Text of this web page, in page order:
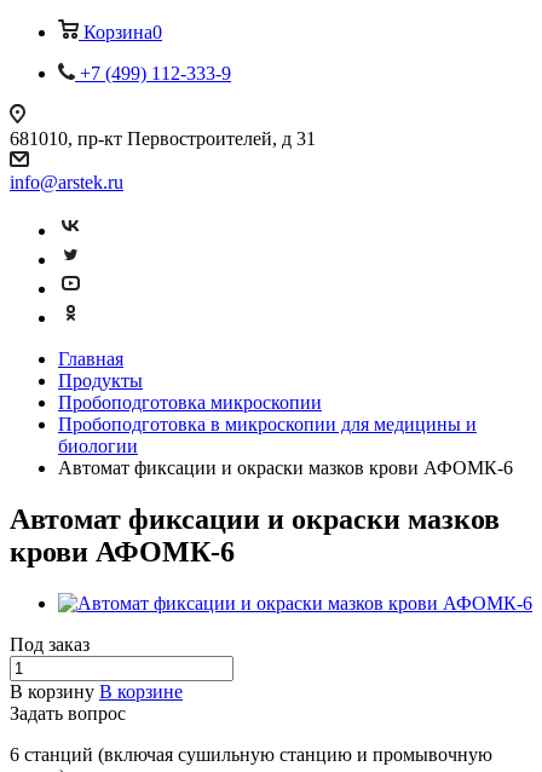
Корзина0
+7 (499) 112-333-9
681010, пр-кт Первостроителей, д 31
info@arstek.ru
Главная
Продукты
Пробоподготовка микроскопии
Пробоподготовка в микроскопии для медицины и
биологии
Автомат фиксации и окраски мазков крови АФОМК-6
Автомат фиксации и окраски мазков
крови АФОМК-6
Под заказ
В корзину В корзине
Задать вопрос
6 станций (включая сушильную станцию и промывочную